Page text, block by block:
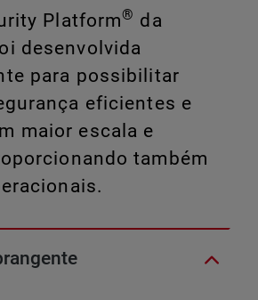
Platform® da
desenvolvida
para possibilitar
eficientes e
maior escala e
também